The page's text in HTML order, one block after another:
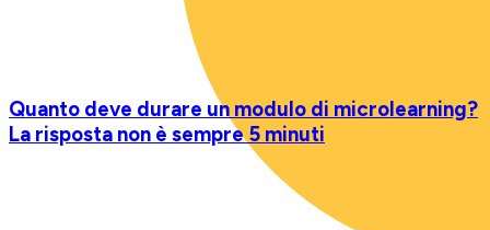
Quanto deve durare un modulo di microlearning?
La risposta non è sempre 5 minuti